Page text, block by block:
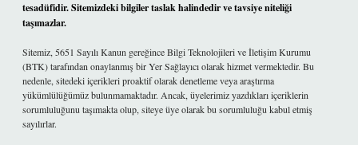
tesadüfidir. Sitemizdeki bilgiler taslak halindedir ve tavsiye niteliği
taşımazlar.
Sitemiz, 5651 Sayılı Kanun gereğince Bilgi Teknolojileri ve İletişim Kurumu
(BTK) tarafından onaylanmış bir Yer Sağlayıcı olarak hizmet vermektedir. Bu
nedenle, sitedeki içerikleri proaktif olarak denetleme veya araştırma
yükümlülüğümüz bulunmamaktadır. Ancak, üyelerimiz yazdıkları içeriklerin
sorumluluğunu taşımakta olup, siteye üye olarak bu sorumluluğu kabul etmiş
sayılırlar.